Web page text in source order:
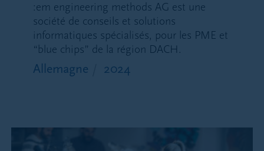
:em engineering methods AG est une
société de conseils et solutions
informatiques spécialisés, pour les PME et
“blue chips” de la région DACH.
Allemagne 2024